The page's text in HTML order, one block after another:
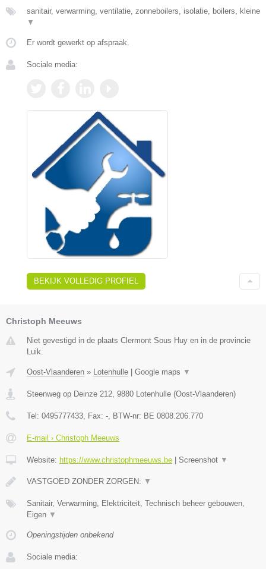
sanitair, verwarming, ventilatie, zonneboilers, isolatie, boilers, kleine
▼
Er wordt gewerkt op afspraak.
Sociale media:
BEKIJK VOLLEDIG PROFIEL
Christoph Meeuws
Niet gevestigd in de plaats Clermont Sous Huy en in de provincie
Luik.
Oost-Vlaanderen » Lotenhulle | Google maps ▼
Steenweg op Deinze 212 9880 Lotenhulle (Oost-Vlaanderen)
Tel: 0495777433 , Fax: - , BTW-nr: BE 0808.206.770
E-mail › Christoph Meeuws
Website: https://www.christophmeeuws.be | Screenshot ▼
VASTGOED ZONDER ZORGEN: ▼
Sanitair, Verwarming, Elektriciteit, Technisch beheer gebouwen,
Eigen ▼
Openingstijden onbekend
Sociale media: